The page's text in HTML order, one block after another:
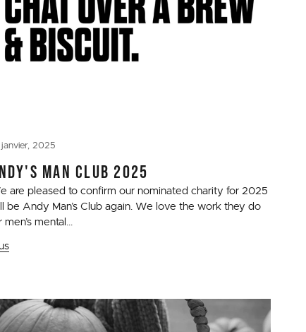
janvier, 2025
MAN CLUB 2025
are pleased to confirm our nominated charity for 2025
be Andy Man’s Club again. We love the work they do
men’s mental...